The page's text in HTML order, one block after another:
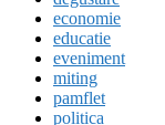
economie
educatie
eveniment
miting
pamflet
politica